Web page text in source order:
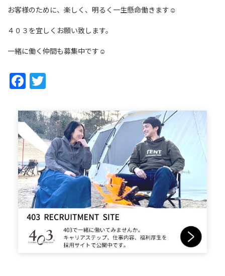
お客様のために、楽しく、明るく一生懸命働きます☺
４０３を宜しくお願い致します。
一緒に働く仲間も募集中です☺
Facebook